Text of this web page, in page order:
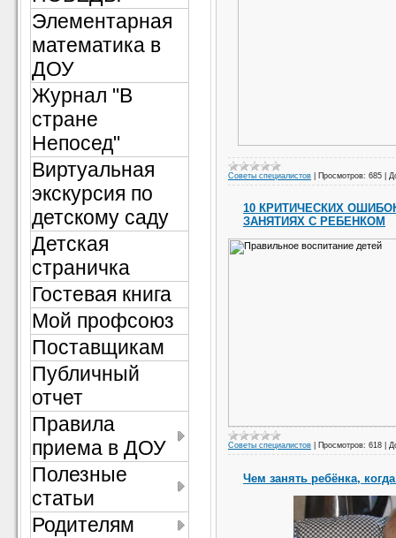
Элементарная
математика в
ДОУ
Журнал "В
стране
Непосед"
Виртуальная
экскурсия по
детскому саду
Детская
страничка
Гостевая книга
Мой профсоюз
Поставщикам
Публичный
отчет
Правила
приема в ДОУ
Полезные
статьи
Родителям
Советы специалистов Просмотров: 685
10 КРИТИЧЕСКИХ
ЗАНЯТИЯХ С РЕБЕНКОМ
Советы специалистов Просмотров: 618
Чем занять ребёнка,